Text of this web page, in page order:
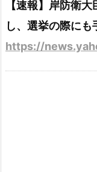
【速報】岸防衛
し、選挙の際にも
https://